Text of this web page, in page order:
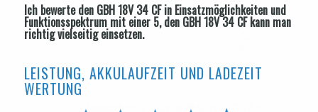
Ich bewerte den GBH 18V 34 CF in Einsatzmöglichkeiten und
Funktionsspektrum mit einer 5, den GBH 18V 34 CF kann man
richtig vielseitig einsetzen.
LEISTUNG, AKKULAUFZEIT UND LADEZEIT
WERTUNG